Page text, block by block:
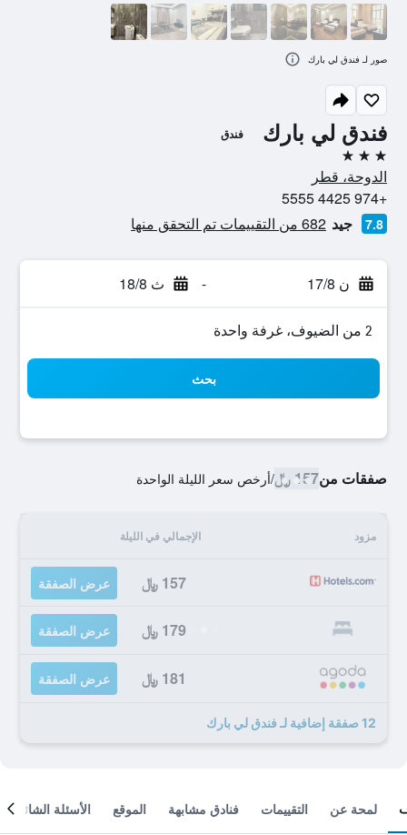
فندق لي بارك فندق
3 نجوم
الدوحة، قطر
+974 4425 5555
7.8 جيد 682 من التقييمات تم التحقق منها
ن 17/8 - ث 18/8
2 من الضيوف، غرفة واحدة
بحث
صفقات من157 ﷼ /أرخص سعر الليلة الواحدة
مزود الإجمالي في الليلة
157 ﷼ عرض الصفقة
179 ﷼ عرض الصفقة
181 ﷼ عرض الصفقة
12 صفقة إضافية لـ فندق لي بارك
صور لـ فندق لي بارك
لمحة عن التقييمات فنادق مشابهة الموقع الأسئلة الشائعة